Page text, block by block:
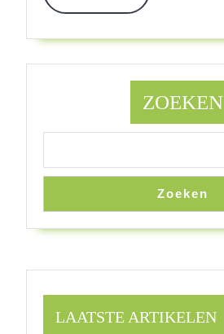
More
ZOEKEN
Zoeken
LAATSTE ARTIKELEN